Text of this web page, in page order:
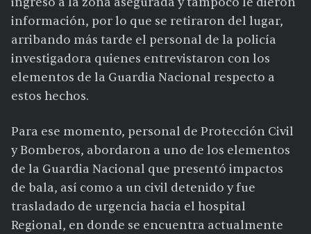
información, por lo que se retiraron del lugar,
arribando más tarde el personal de la policía
investigadora quienes entrevistaron con los
elementos de la Guardia Nacional respecto a
estos hechos.
Para ese momento, personal de Protección Civil
y Bomberos, abordaron a uno de los elementos
de la Guardia Nacional que presentó impactos
de bala, así como a un civil detenido y fue
trasladado de urgencia hacia el hospital
Regional, en donde se encuentra actualmente